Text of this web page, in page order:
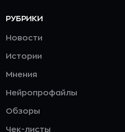
РУБРИКИ
Новости
Истории
Мнения
Нейропрофайлы
Обзоры
Чек-листы